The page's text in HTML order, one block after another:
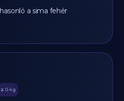
a sima fehér
🫒 0.4 g